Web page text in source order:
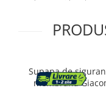
Dulapuri baie
Mobilier baie
Accesorii baie
Supapa de
membrana